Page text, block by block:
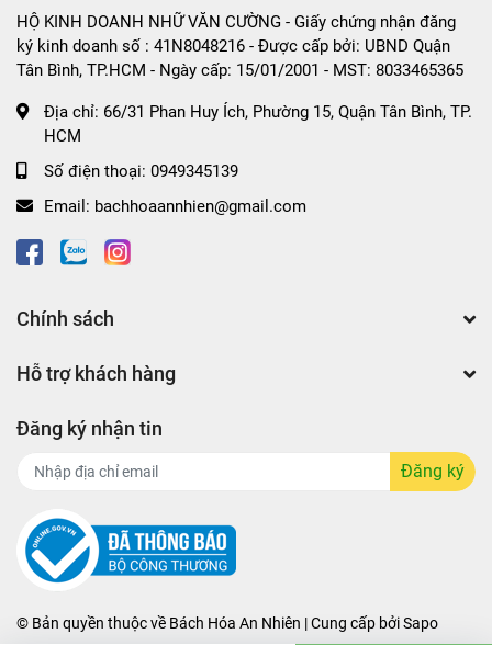
HỘ KINH DOANH NHỮ VĂN CƯỜNG - Giấy chứng nhận đăng
ký kinh doanh số : 41N8048216 - Được cấp bởi: UBND Quận
Tân Bình, TP.HCM - Ngày cấp: 15/01/2001 - MST: 8033465365
Địa chỉ: 66/31 Phan Huy Ích, Phường 15, Quận Tân Bình, TP.
HCM
Số điện thoại: 0949345139
Email: bachhoaannhien@gmail.com
Chính sách
Hỗ trợ khách hàng
Đăng ký nhận tin
Đăng ký
© Bản quyền thuộc về Bách Hóa An Nhiên | Cung cấp bởiSapo